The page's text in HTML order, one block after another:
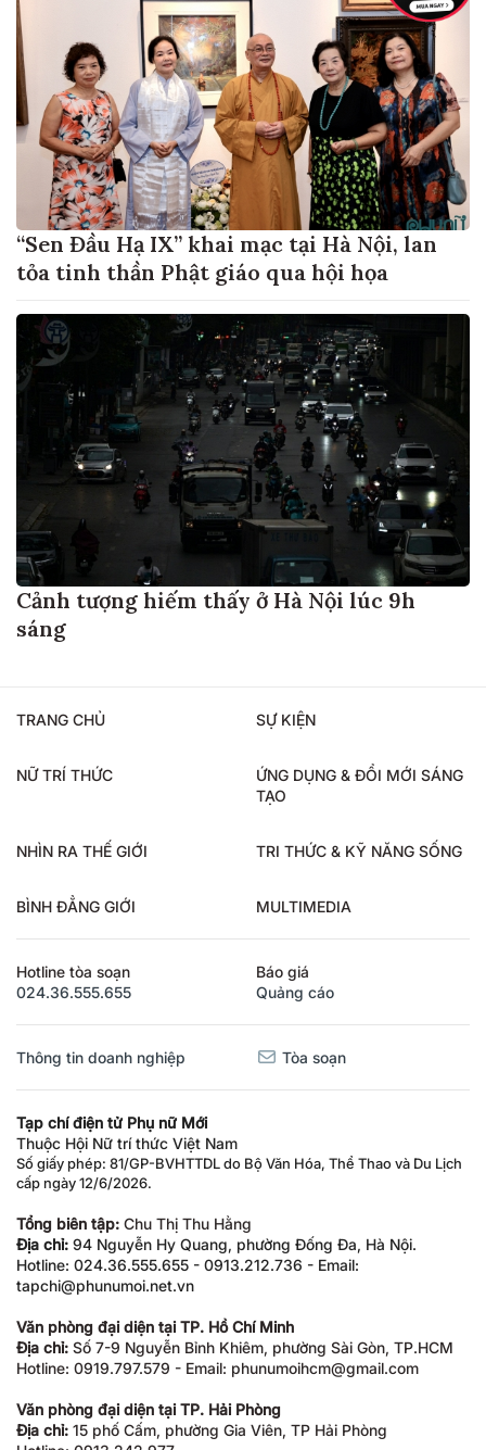
“Sen Đầu Hạ IX” khai mạc tại Hà Nội, lan
tỏa tinh thần Phật giáo qua hội họa
Cảnh tượng hiếm thấy ở Hà Nội lúc 9h
sáng
TRANG CHỦ SỰ KIỆN
NỮ TRÍ THỨC
ỨNG DỤNG & ĐỔI MỚI SÁNG
TẠO
NHÌN RA THẾ GIỚI TRI THỨC & KỸ NĂNG SỐNG
BÌNH ĐẲNG GIỚI MULTIMEDIA
Hotline tòa soạn
024.36.555.655
Báo giá
Quảng cáo
Thông tin doanh nghiệp Tòa soạn
Tạp chí điện tử Phụ nữ Mới
Thuộc Hội Nữ trí thức Việt Nam
Số giấy phép: 81/GP-BVHTTDL do Bộ Văn Hóa, Thể Thao và Du Lịch
cấp ngày 12/6/2026.
Tổng biên tập: Chu Thị Thu Hằng
Địa chỉ: 94 Nguyễn Hy Quang, phường Đống Đa, Hà Nội.
Hotline: 024.36.555.655 - 0913.212.736 - Email:
tapchi@phunumoi.net.vn
Văn phòng đại diện tại TP. Hồ Chí Minh
Địa chỉ: Số 7-9 Nguyễn Bỉnh Khiêm, phường Sài Gòn, TP.HCM
Hotline: 0919.797.579 - Email: phunumoihcm@gmail.com
Văn phòng đại diện tại TP. Hải Phòng
Địa chỉ: 15 phố Cấm, phường Gia Viên, TP Hải Phòng